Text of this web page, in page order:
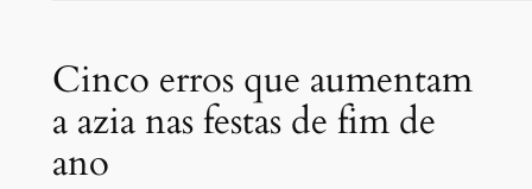
Cinco erros que aumentam
a azia nas festas de fim de
ano